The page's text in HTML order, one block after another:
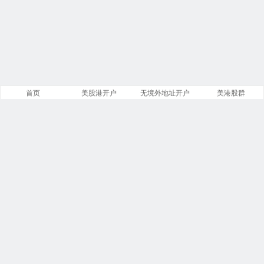
首页 美股港开户 无境外地址开户 美港股群